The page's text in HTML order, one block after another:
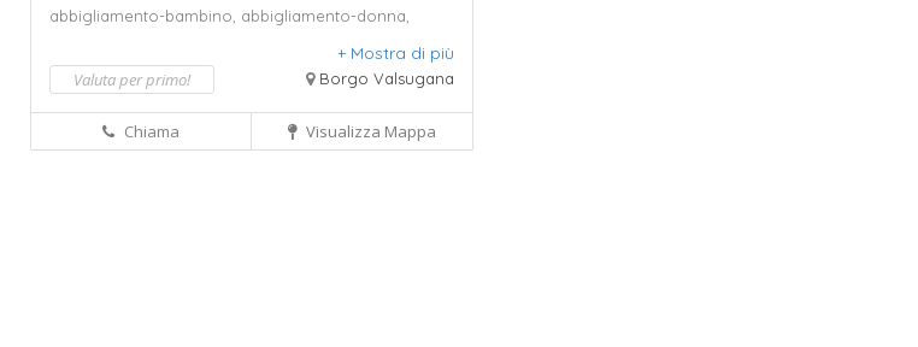
abbigliamento-bambino, abbigliamento-donna,
borse ed accessori di pelle,
calzature, Calzature - vendita al dettaglio; Pelletterie -
vendita al dettaglio; Borse e borsette - vendita al
dettaglio.,calzature antinfortunistiche,calzature
bambini e ragazzi,
calzature per bambini,calzature
per donna,calzature per ragazzi,calzature per
+ Mostra di più
Valuta per primo!
Borgo Valsugana
Chiama Visualizza Mappa